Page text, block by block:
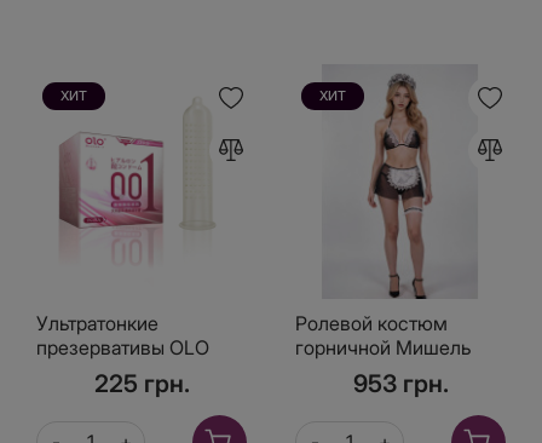
ХИТ
Ультратонкие
презервативы OLO
Climax с гилауроной
кислотой в качестве
225 грн.
ХИТ
Ролевой костюм
горничной Мишель
953 грн.